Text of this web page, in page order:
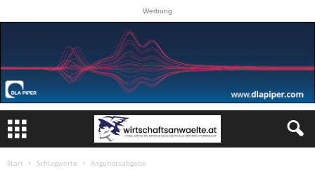
Werbung
Start Schlagworte Angebotsabgabe